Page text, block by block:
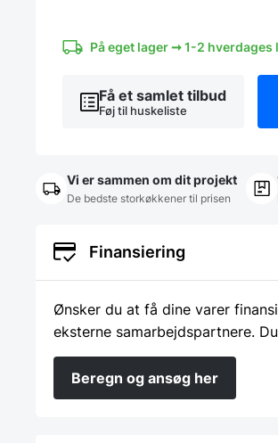
cm,
LAGEROPRYDNING
På eget lager ➞ 1-2 hverdages
Få et samlet tilbud
Føj til huskeliste
Vi er sammen om dit projekt
De bedste storkøkkener til prisen
Finansiering
Ønsker du at få dine varer
eksterne samarbejdspartnere.
Beregn og ansøg her